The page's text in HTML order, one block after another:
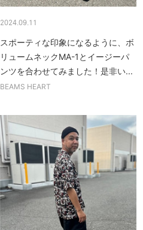
2024.09.11
スポーティな印象になるように、ボ
リュームネックMA-1とイージーパ
ンツを合わせてみました！是非い...
BEAMS HEART